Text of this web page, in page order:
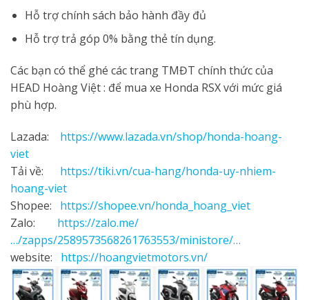
Hỗ trợ chính sách bảo hành đầy đủ
Hỗ trợ trả góp 0% bằng thẻ tín dụng.
Các bạn có thể ghé các trang TMĐT chính thức của
HEAD Hoàng Việt : để mua xe Honda RSX với mức giá
phù hợp.
Lazada: https://www.lazada.vn/shop/honda-hoang-
viet
Tải về: https://tiki.vn/cua-hang/honda-uy-nhiem-
hoang-viet
Shopee:
https://shopee.vn/honda_hoang_viet
Zalo: https://zalo.me/
…/zapps/2589573568261763553/ministore/…
website:
https://hoangvietmotors.vn/